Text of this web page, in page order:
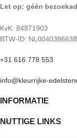
Let op: géén
KvK: 84871903
BTW-ID:
+31 616 778 553
info@kleurrijke-
INFORMATIE
NUTTIGE LINKS